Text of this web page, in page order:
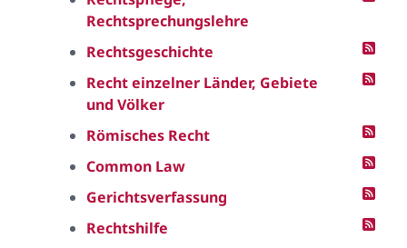
Rechtsprechungslehre
Rechtsgeschichte
Recht einzelner Länder, Gebiete
und Völker
Römisches Recht
Common Law
Gerichtsverfassung
Rechtshilfe